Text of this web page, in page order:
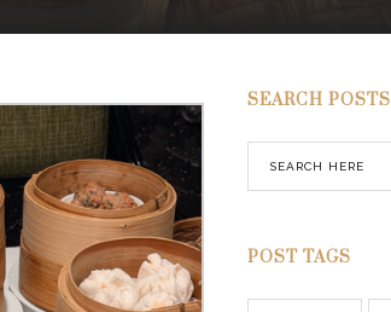
SEARCH POSTS
POST TAGS